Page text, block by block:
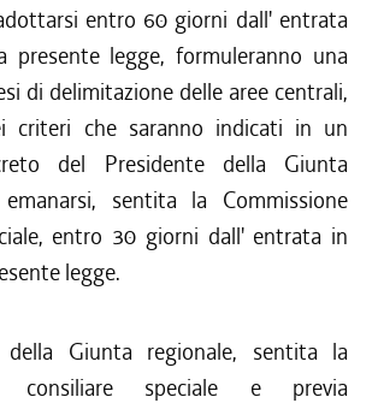
entro 60 giorni dall' entrata
presente legge, formuleranno una
di delimitazione delle aree centrali,
criteri che saranno indicati in un
del Presidente della Giunta
sentita la Commissione
entro 30 giorni dall' entrata in
legge.
Giunta regionale, sentita la
consiliare speciale e previa